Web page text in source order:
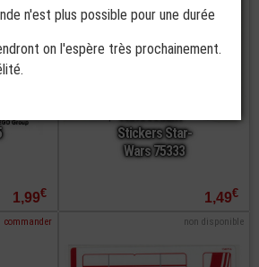
1,99€
Stickers Star-
Wars 75333
1,49€
commander non disponible
n'est plus possible pour une durée
on l'espère très prochainement.